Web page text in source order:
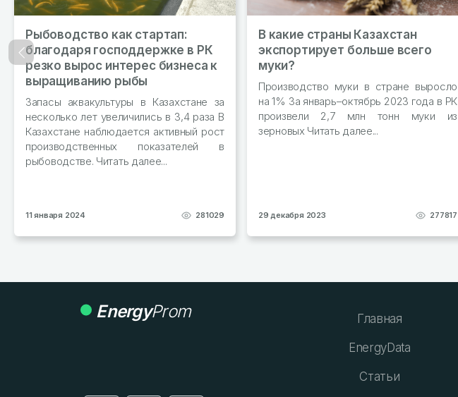
Рыбоводство как стартап:
благодаря господдержке в РК
резко вырос интерес бизнеса к
выращиванию рыбы
Запасы аквакультуры в Казахстане за
несколько лет увеличились в 3,4 раза В
Казахстане наблюдается активный рост
производственных показателей в
рыбоводстве. Читать далее...
11 января 2024 281029
В какие страны Казахстан
экспортирует больше всего
муки?
Производство муки в стране выросло
на 1% За январь–октябрь 2023 года в РК
произвели 2,7 млн тонн муки из
зерновых Читать далее...
29 декабря 2023 277817
Назад
EnergyProm Главная
EnergyData
Статьи